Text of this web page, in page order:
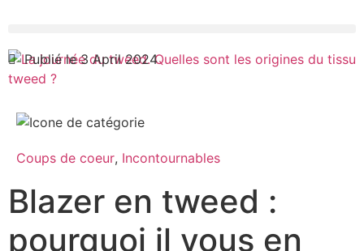
Coups de coeur, Incontournables
Blazer en tweed :
pourquoi il vous en
Publié le 3 April 2024